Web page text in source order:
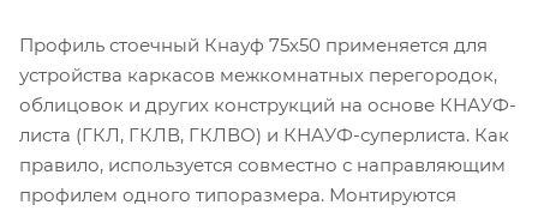
Профиль стоечный Кнауф 75х50 применяется для
устройства каркасов межкомнатных перегородок,
облицовок и других конструкций на основе КНАУФ-
листа (ГКЛ, ГКЛВ, ГКЛВО) и КНАУФ-суперлиста. Как
правило, используется совместно с направляющим
профилем одного типоразмера. Монтируются